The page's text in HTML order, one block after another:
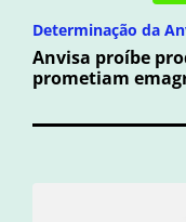
Determinação da
Anvisa proíbe
prometiam